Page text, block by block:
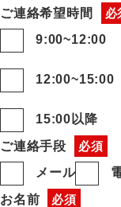
ご連絡希望時間
9:00~12:00
12:00~15:00
15:00以降
ご連絡手段
メール
お名前